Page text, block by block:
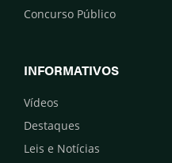
Concurso Público
INFORMATIVOS
Vídeos
Destaques
Leis e Notícias